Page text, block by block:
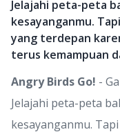
Jelajahi peta-peta
kesayanganmu.
yang terdepan
terus kemampuan
Angry Birds Go! -
Jelajahi peta-peta
kesayanganmu.